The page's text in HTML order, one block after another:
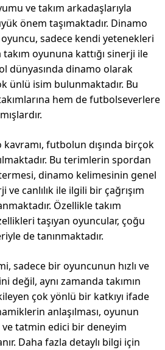
ve takım arkadaşlarıyla
önem taşımaktadır. Dinamo
sadece kendi yetenekleri
oyununa kattığı sinerji ile
dünyasında dinamo olarak
ünlü isim bulunmaktadır. Bu
hem de futbolseverlere
futbolun dışında birçok
Bu terimlerin spordan
dinamo kelimesinin genel
canlılık ile ilgili bir çağrışım
Özellikle takım
taşıyan oyuncular, çoğu
de tanınmaktadır.
sadece bir oyuncunun hızlı ve
değil, aynı zamanda takımın
çok yönlü bir katkıyı ifade
anlaşılması, oyunun
ve tatmin edici bir deneyim
Daha fazla detaylı bilgi için